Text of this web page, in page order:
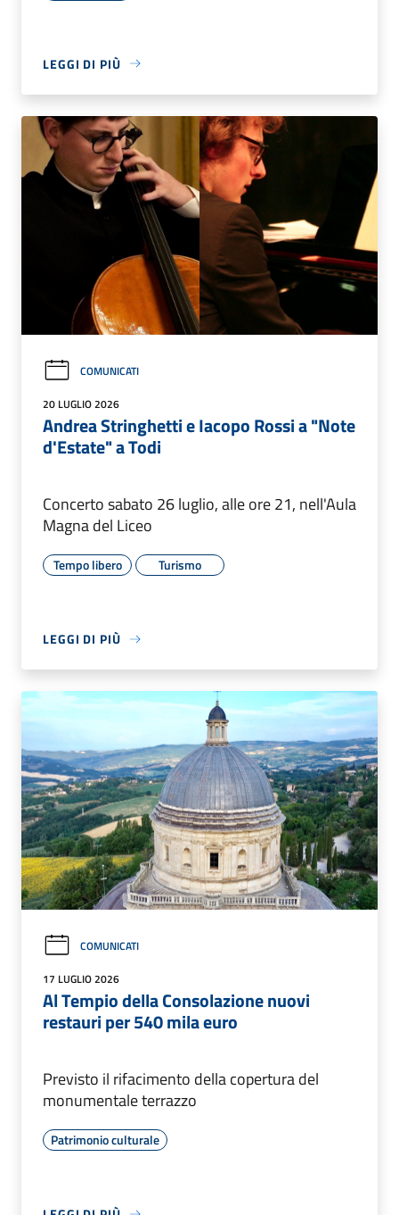
LEGGI DI PIÙ
COMUNICATI
20 LUGLIO 2026
Andrea Stringhetti e Iacopo Rossi a "Note
d'Estate" a Todi
Concerto sabato 26 luglio, alle ore 21, nell'Aula
Magna del Liceo
Tempo libero Turismo
LEGGI DI PIÙ
COMUNICATI
17 LUGLIO 2026
Al Tempio della Consolazione nuovi
restauri per 540 mila euro
Previsto il rifacimento della copertura del
monumentale terrazzo
Patrimonio culturale